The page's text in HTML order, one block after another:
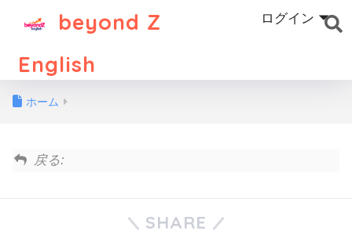
beyond Z
English
ログイン
ホーム
戻る:
SHARE